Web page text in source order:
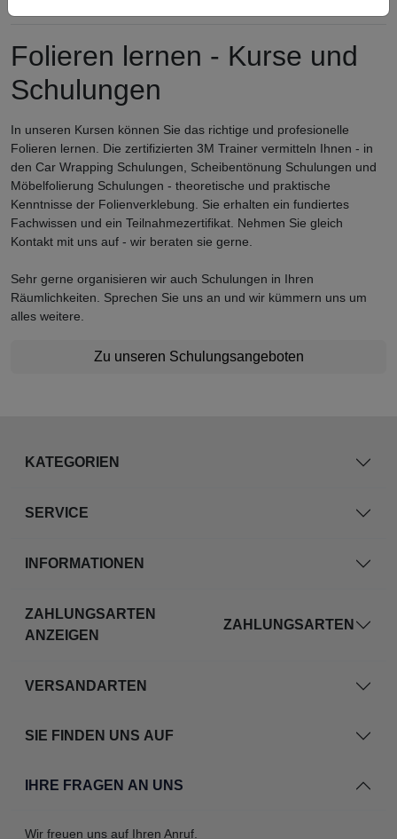
Folieren lernen - Kurse und
Schulungen
In unseren Kursen können Sie das richtige und profesionelle
Folieren lernen. Die zertifizierten 3M Trainer vermitteln Ihnen - in
den Car Wrapping Schulungen, Scheibentönung Schulungen und
Möbelfolierung Schulungen - theoretische und praktische
Kenntnisse der Folienverklebung. Sie erhalten ein fundiertes
Fachwissen und ein Teilnahmezertifikat. Nehmen Sie gleich
Kontakt mit uns auf - wir beraten sie gerne.
Sehr gerne organisieren wir auch Schulungen in Ihren
Räumlichkeiten. Sprechen Sie uns an und wir kümmern uns um
alles weitere.
Zu unseren Schulungsangeboten
KATEGORIEN
SERVICE
INFORMATIONEN
ZAHLUNGSARTEN
ANZEIGEN
ZAHLUNGSARTEN
VERSANDARTEN
SIE FINDEN UNS AUF
IHRE FRAGEN AN UNS
Wir freuen uns auf Ihren Anruf.